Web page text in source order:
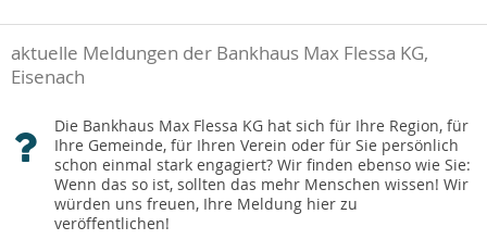
aktuelle Meldungen der Bankhaus Max Flessa KG,
Eisenach
Die Bankhaus Max Flessa KG hat sich für Ihre Region, für
Ihre Gemeinde, für Ihren Verein oder für Sie persönlich
schon einmal stark engagiert? Wir finden ebenso wie Sie:
Wenn das so ist, sollten das mehr Menschen wissen! Wir
würden uns freuen, Ihre Meldung hier zu
veröffentlichen!